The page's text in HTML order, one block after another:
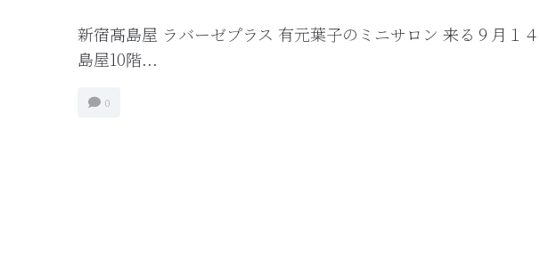
新宿髙島屋 ラバーゼプラス 有元葉子のミニサロン 来る９月１
島屋10階...
0